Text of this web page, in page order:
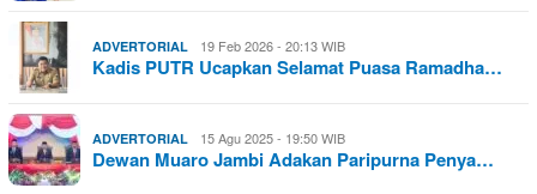
ADVERTORIAL 19 Feb 2026 - 20:13 WIB
Kadis PUTR Ucapkan Selamat Puasa Ramadha…
ADVERTORIAL 15 Agu 2025 - 19:50 WIB
Dewan Muaro Jambi Adakan Paripurna Penya…